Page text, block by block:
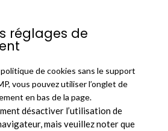
réglages de
de cookies sans le support
vous pouvez utiliser l’onglet de
en bas de la page.
désactiver l’utilisation de
mais veuillez noter que